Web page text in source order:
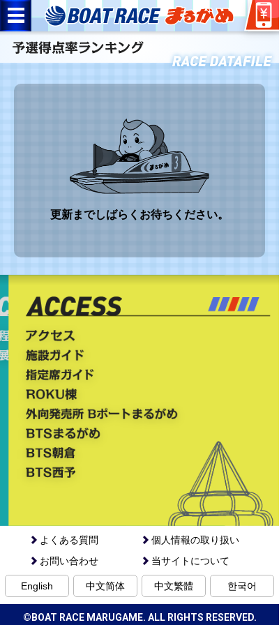
更新までしばらくお待ちください。
よくある質問
個人情報の取り扱い
お問い合わせ
当サイトについて
English 中文简体 中文繁體 한국어
©BOAT RACE MARUGAME. ALL RIGHTS RESERVED.